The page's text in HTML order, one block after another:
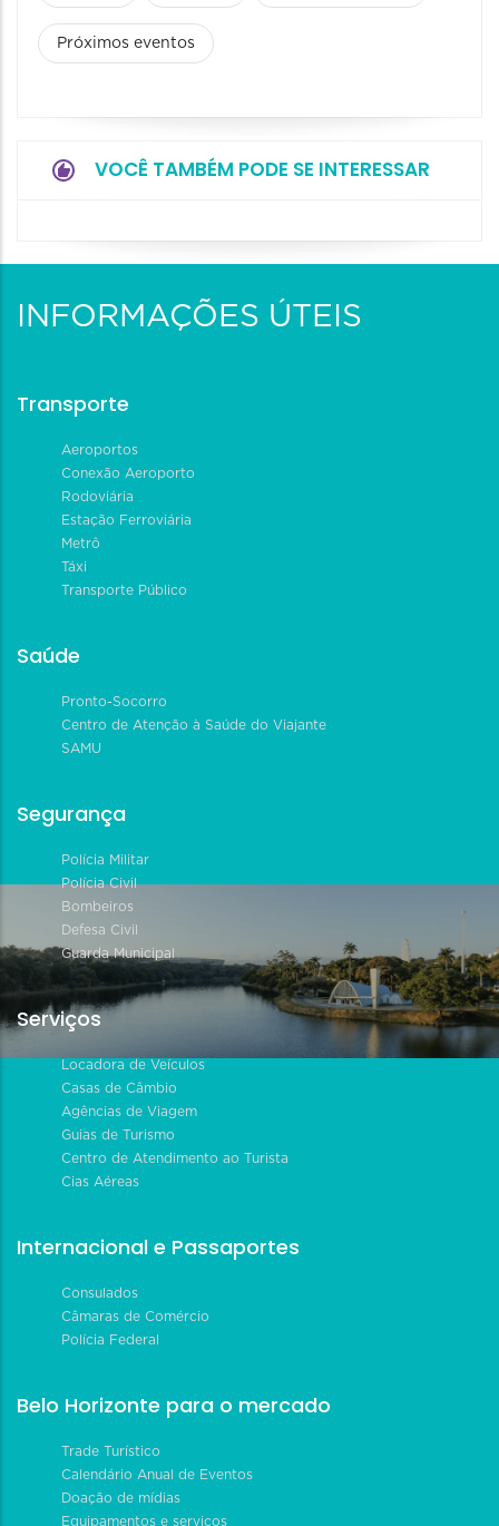
Próximos eventos
VOCÊ TAMBÉM PODE SE INTERESSAR
INFORMAÇÕES ÚTEIS
Transporte
Aeroportos
Conexão Aeroporto
Rodoviária
Estação Ferroviária
Metrô
Táxi
Transporte Público
Saúde
Pronto-Socorro
Centro de Atenção à Saúde do Viajante
SAMU
Segurança
Polícia Militar
Polícia Civil
Bombeiros
Defesa Civil
Guarda Municipal
Serviços
Locadora de Veículos
Casas de Câmbio
Agências de Viagem
Guias de Turismo
Centro de Atendimento ao Turista
Cias Aéreas
Internacional e Passaportes
Consulados
Câmaras de Comércio
Polícia Federal
Belo Horizonte para o mercado
Trade Turístico
Calendário Anual de Eventos
Doação de mídias
Equipamentos e serviços